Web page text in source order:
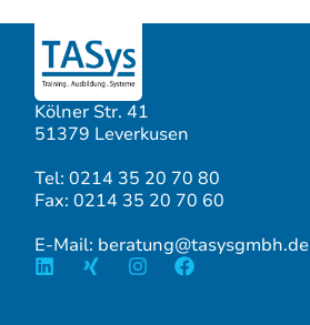
Kölner Str. 41
51379 Leverkusen
Tel: 0214 35 20 70 80
Fax: 0214 35 20 70 60
E-Mail: beratung@tasysgmbh.de